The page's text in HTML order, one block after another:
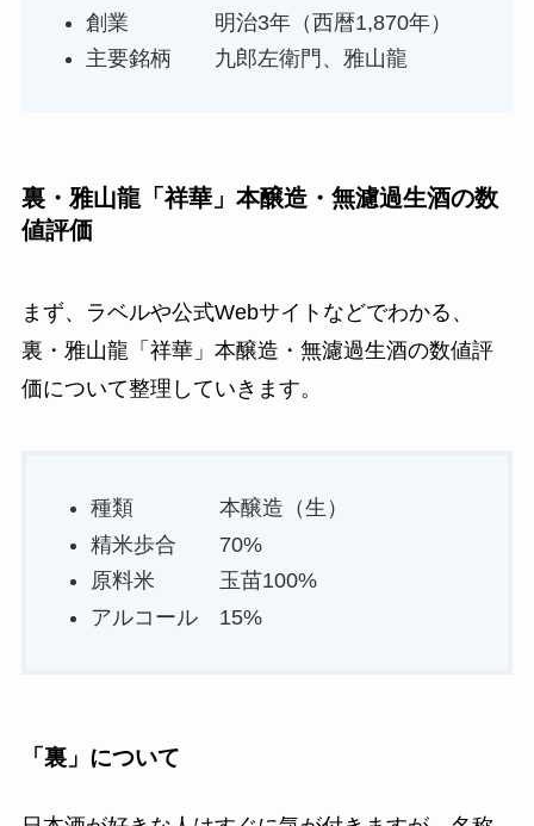
創業 明治3年（西暦1,870年）
主要銘柄 九郎左衛門、雅山龍
裏・雅山龍「祥華」本醸造・無濾過生酒の数
値評価
まず、ラベルや公式Webサイトなどでわかる、
裏・雅山龍「祥華」本醸造・無濾過生酒の数値評
価について整理していきます。
種類 本醸造（生）
精米歩合 70%
原料米 玉苗100%
アルコール 15%
「裏」について